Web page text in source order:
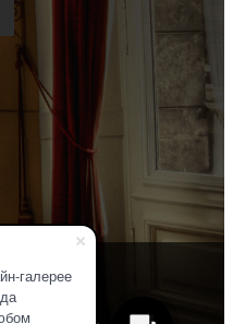
галерее